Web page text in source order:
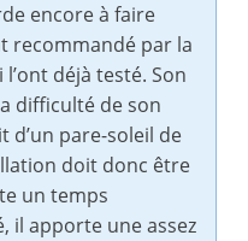
encore à faire
recommandé par la
déjà testé. Son
difficulté de son
d’un pare-soleil de
doit donc être
un temps
il apporte une assez